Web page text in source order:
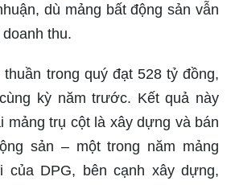
dù mảng bất động sản vẫn
thu.
trong quý đạt 528 tỷ đồng,
kỳ năm trước. Kết quả này
mảng trụ cột là xây dựng và bán
sản – một trong năm mảng
của DPG, bên cạnh xây dựng,